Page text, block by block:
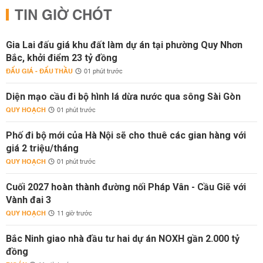
TIN GIỜ CHÓT
Gia Lai đấu giá khu đất làm dự án tại phường Quy Nhơn
Bắc, khởi điểm 23 tỷ đồng
ĐẤU GIÁ - ĐẤU THẦU 01 phút trước
Diện mạo cầu đi bộ hình lá dừa nước qua sông Sài Gòn
QUY HOẠCH 01 phút trước
Phố đi bộ mới của Hà Nội sẽ cho thuê các gian hàng với
giá 2 triệu/tháng
QUY HOẠCH 01 phút trước
Cuối 2027 hoàn thành đường nối Pháp Vân - Cầu Giẽ với
Vành đai 3
QUY HOẠCH 11 giờ trước
Bắc Ninh giao nhà đầu tư hai dự án NOXH gần 2.000 tỷ
đồng